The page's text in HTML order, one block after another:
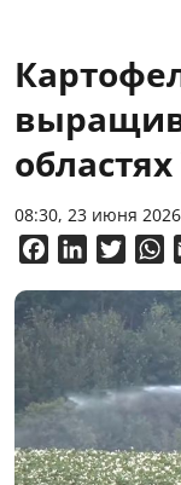
08:30, 23 июня 2026
FacebookLinkedIn